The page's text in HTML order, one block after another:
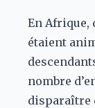
En Afrique,
étaient
nombre
disparaître